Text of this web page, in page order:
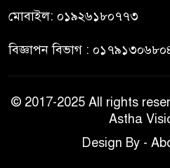
মোবাইল: ০১৯২৬১৮০৭৭৩
বিজ্ঞাপন বিভাগ :
© 2017-2025 All rights
Astha
Design By -